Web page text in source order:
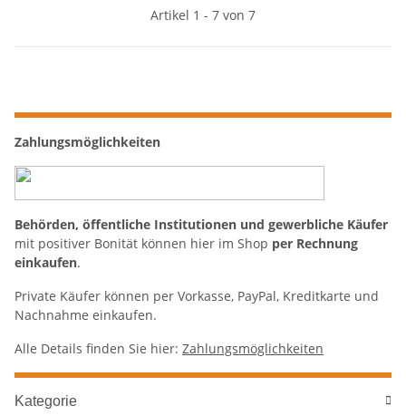
Artikel 1 - 7 von 7
Zahlungsmöglichkeiten
Behörden, öffentliche Institutionen und gewerbliche Käufer
mit positiver Bonität können hier im Shop per Rechnung
einkaufen.
Private Käufer können per Vorkasse, PayPal, Kreditkarte und
Nachnahme einkaufen.
Alle Details finden Sie hier: Zahlungsmöglichkeiten
Kategorie